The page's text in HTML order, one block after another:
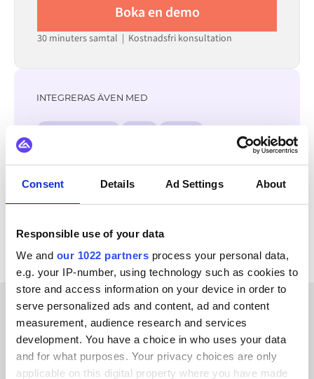
Consent Details Ad Settings About
Responsible use of your data
We and our 1022 partners process your personal data,
e.g. your IP-number, using technology such as cookies to
store and access information on your device in order to
serve personalized ads and content, ad and content
measurement, audience research and services
development. You have a choice in who uses your data
and for what purposes. Your privacy choices are only
applicable on this digital property where you have made
Boka en demo
30 minuters samtal | Kostnadsfri konsultation
INTEGRERAS ÄVEN MED
Se alla Amazon Shipping-integrationer
KUNDBERÄTTELSER
Hear about the results our